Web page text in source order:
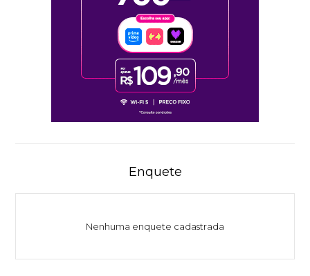
Enquete
Nenhuma enquete cadastrada